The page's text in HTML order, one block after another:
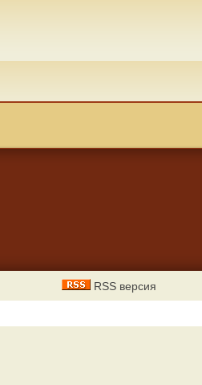
RSS версия